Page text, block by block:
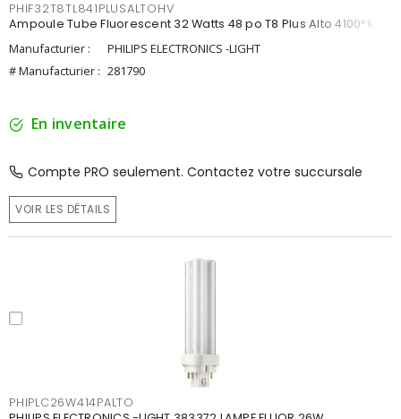
PHIF32T8TL841PLUSALTOHV
Ampoule Tube Fluorescent 32 Watts 48 po T8 Plus Alto 4100°K
Manufacturier :
PHILIPS ELECTRONICS -LIGHT
# Manufacturier : 281790
En inventaire
Compte PRO seulement. Contactez votre succursale
VOIR LES DÉTAILS
PHIPLC26W414PALTO